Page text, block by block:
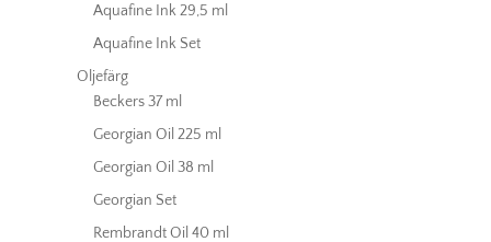
Aquafine Ink 29,5 ml
Aquafine Ink Set
Oljefärg
Beckers 37 ml
Georgian Oil 225 ml
Georgian Oil 38 ml
Georgian Set
Rembrandt Oil 40 ml